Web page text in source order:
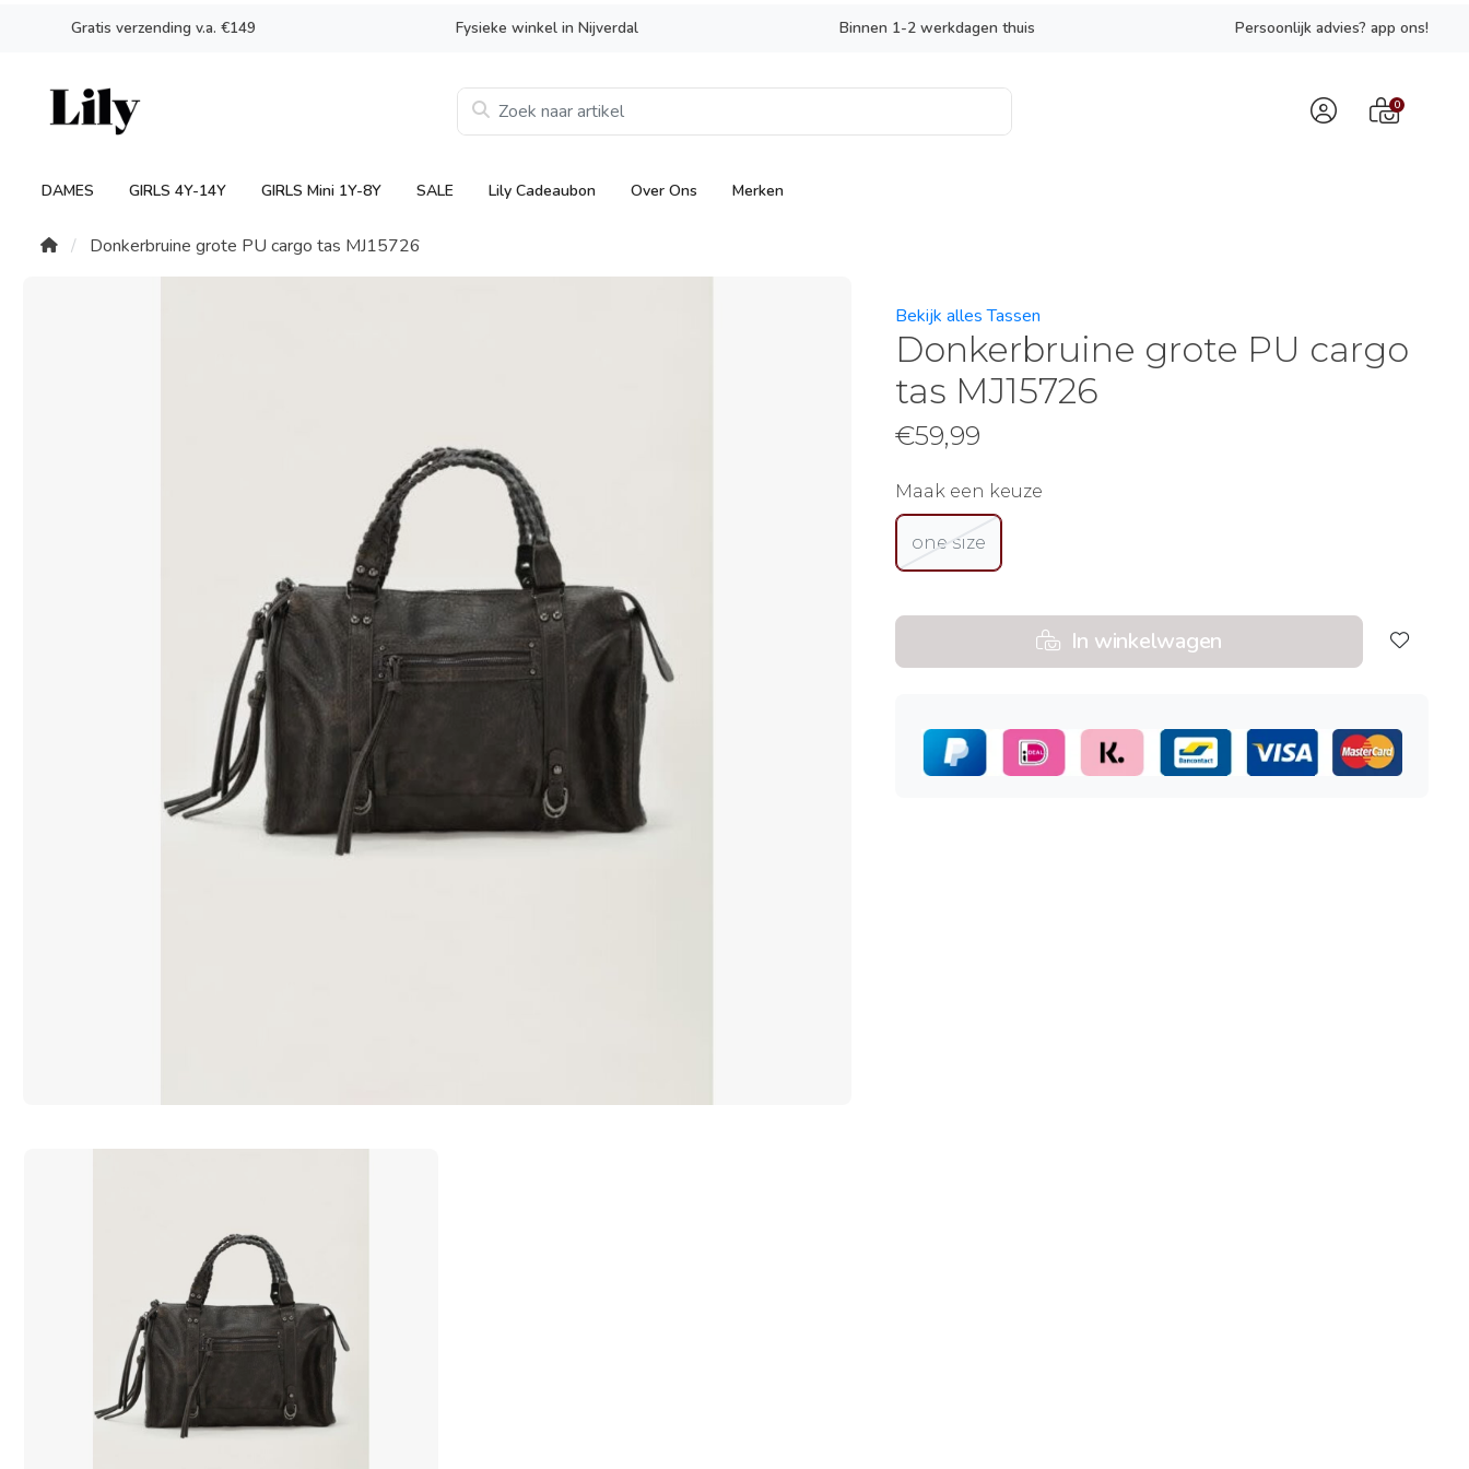
Gratis verzending v.a. €149 Fysieke winkel in Nijverdal Binnen 1-2 werkdagen thuis Persoonlijk advies? app ons!
0
DAMES GIRLS 4Y-14Y GIRLS Mini 1Y-8Y SALE Lily Cadeaubon Over Ons Merken
Donkerbruine grote PU cargo tas MJ15726
Bekijk alles Tassen
Donkerbruine grote PU cargo
tas MJ15726
€59,99
Maak een keuze
one size
In winkelwagen